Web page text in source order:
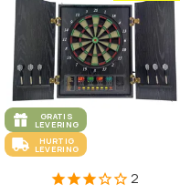
GRATIS
LEVERING
HURTIG
LEVERING
2